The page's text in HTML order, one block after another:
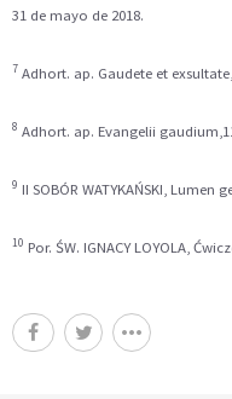
31 de mayo de 2018.
7 Adhort. ap. Gaudete et
8 Adhort. ap. Evangelii
9 II SOBÓR WATYKAŃSKI, Lumen
10 Por. ŚW. IGNACY LOYOLA,